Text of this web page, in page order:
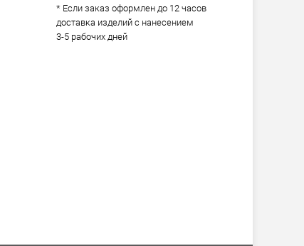
* Если заказ оформлен до 12 часов
доставка изделий с нанесением
3-5 рабочих дней